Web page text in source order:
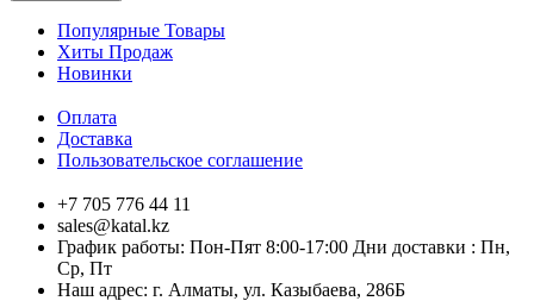
Популярные Товары
Хиты Продаж
Новинки
Оплата
Доставка
Пользовательское соглашение
+7 705 776 44 11
sales@katal.kz
График работы: Пон-Пят 8:00-17:00 Дни доставки : Пн,
Ср, Пт
Наш адрес: г. Алматы, ​ул. Казыбаева, 286Б